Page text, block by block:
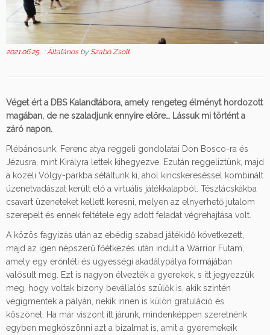
2021.06.25. :Általános by Szabó Zsolt
Véget ért a DBS Kalandtábora, amely rengeteg élményt hordozott
magában, de ne szaladjunk ennyire előre… Lássuk mi történt a
záró napon.
Plébánosunk, Ferenc atya reggeli gondolatai Don Bosco-ra és
Jézusra, mint Királyra lettek kihegyezve. Ezután reggeliztünk, majd
a közeli Völgy-parkba sétáltunk ki, ahol kincskereséssel kombinált
üzenetvadászat került elő a virtuális játékkalapból. Tésztácskákba
csavart üzeneteket kellett keresni, melyen az elnyerhető jutalom
szerepelt és ennek feltétele egy adott feladat végrehajtása volt.
A közös fagyizás után az ebédig szabad játékidő következett,
majd az igen népszerű főétkezés után indult a Warrior Futam,
amely egy erőnléti és ügyességi akadálypálya formájában
valósult meg. Ezt is nagyon élvezték a gyerekek, s itt jegyezzük
meg, hogy voltak bizony bevállalós szülők is, akik szintén
végigmentek a pályán, nekik innen is külön gratuláció és
köszönet. Ha már viszont itt járunk, mindenképpen szeretnénk
egyben megköszönni azt a bizalmat is, amit a gyeremekeik